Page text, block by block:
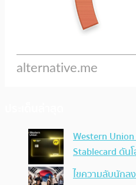
Western
Stablecard ดัน
ไขความลับนักล